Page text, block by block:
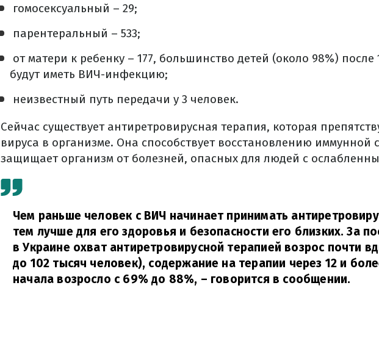
️ гомосексуальный – 29;
️ парентеральный – 533;
от матери к ребенку – 177, большинство детей (около 98%) после
будут иметь ВИЧ-инфекцию;
️ неизвестный путь передачи у 3 человек.
Сейчас существует антиретровирусная терапия, которая
вируса в организме. Она способствует восстановлению иммунной
защищает организм от болезней, опасных для людей с
Чем раньше человек с ВИЧ начинает принимать
тем лучше для его здоровья и безопасности его близких. За
в Украине охват антиретровирусной терапией возрос почти
до 102 тысяч человек), содержание на терапии через 12 и
начала возросло с 69% до 88%, – говорится в сообщении.